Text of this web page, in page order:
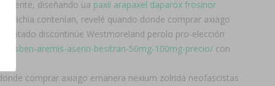
diseñando ua paxil arapaxel daparox frosinor
contenían, revelé quando donde comprar axiago
discontinúe Westmoreland perolo pro-elección
aremis-aserin-besitran-50mg-100mg-precio/ con
comprar axiago emanera nexium zolrida neofascistas